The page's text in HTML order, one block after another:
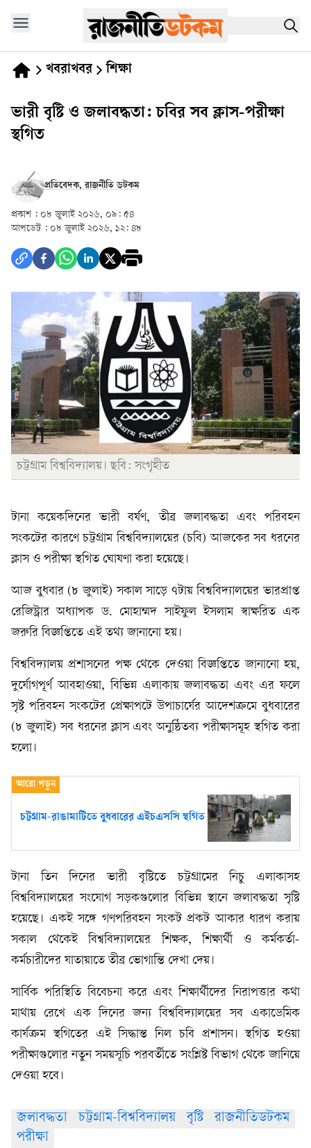
খবরাখবর শিক্ষা
ভারী বৃষ্টি ও জলাবদ্ধতা: চবির সব ক্লাস-পরীক্ষা
স্থগিত
প্রতিবেদক, রাজনীতি ডটকম
প্রকাশ : ০৮ জুলাই ২০২৬, ০৯: ৫৪
আপডেট : ০৮ জুলাই ২০২৬, ১২: ৪৮
চট্টগ্রাম বিশ্ববিদ্যালয়। ছবি: সংগৃহীত
টানা কয়েকদিনের ভারী বর্ষণ, তীব্র জলাবদ্ধতা এবং পরিবহন
সংকটের কারণে চট্টগ্রাম বিশ্ববিদ্যালয়ের (চবি) আজকের সব ধরনের
ক্লাস ও পরীক্ষা স্থগিত ঘোষণা করা হয়েছে।
আজ বুধবার (৮ জুলাই) সকাল সাড়ে ৭টায় বিশ্ববিদ্যালয়ের ভারপ্রাপ্ত
রেজিস্ট্রার অধ্যাপক ড. মোহাম্মদ সাইফুল ইসলাম স্বাক্ষরিত এক
জরুরি বিজ্ঞপ্তিতে এই তথ্য জানানো হয়।
বিশ্ববিদ্যালয় প্রশাসনের পক্ষ থেকে দেওয়া বিজ্ঞপ্তিতে জানানো হয়,
দুর্যোগপূর্ণ আবহাওয়া, বিভিন্ন এলাকায় জলাবদ্ধতা এবং এর ফলে
সৃষ্ট পরিবহন সংকটের প্রেক্ষাপটে উপাচার্যের আদেশক্রমে বুধবারের
(৮ জুলাই) সব ধরনের ক্লাস এবং অনুষ্ঠিতব্য পরীক্ষাসমূহ স্থগিত করা
হলো।
চট্টগ্রাম-রাঙামাটিতে বুধবারের এইচএসসি স্থগিত
টানা তিন দিনের ভারী বৃষ্টিতে চট্টগ্রামের নিচু এলাকাসহ
বিশ্ববিদ্যালয়ের সংযোগ সড়কগুলোর বিভিন্ন স্থানে জলাবদ্ধতা সৃষ্টি
হয়েছে। একই সঙ্গে গণপরিবহন সংকট প্রকট আকার ধারণ করায়
সকাল থেকেই বিশ্ববিদ্যালয়ের শিক্ষক, শিক্ষার্থী ও কর্মকর্তা-
কর্মচারীদের যাতায়াতে তীব্র ভোগান্তি দেখা দেয়।
সার্বিক পরিস্থিতি বিবেচনা করে এবং শিক্ষার্থীদের নিরাপত্তার কথা
মাথায় রেখে এক দিনের জন্য বিশ্ববিদ্যালয়ের সব একাডেমিক
কার্যক্রম স্থগিতের এই সিদ্ধান্ত নিল চবি প্রশাসন। স্থগিত হওয়া
পরীক্ষাগুলোর নতুন সময়সূচি পরবর্তীতে সংশ্লিষ্ট বিভাগ থেকে জানিয়ে
দেওয়া হবে।
জলাবদ্ধতা চট্টগ্রাম-বিশ্ববিদ্যালয় বৃষ্টি
রাজনীতিডটকম
পরীক্ষা